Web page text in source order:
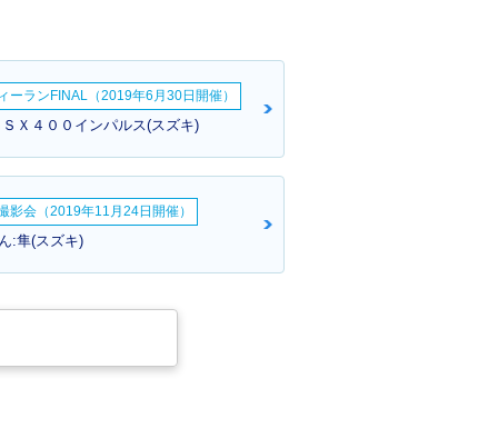
ーランFINAL（2019年6月30日開催）
Ｘ４００インパルス(スズキ)
影会（2019年11月24日開催）
:隼(スズキ)